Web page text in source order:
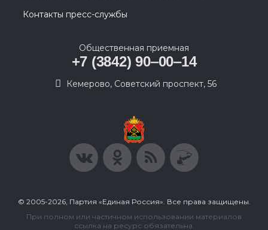
Контакты пресс-службы
Общественная приемная
+7 (3842) 90‒00‒14
​Кемерово, Советский проспект, 56
© 2005-2026, Партия «Единая Россия». Все права защищены.
При полном или частичном использовании материалов
ссылка на ресурс обязательна.